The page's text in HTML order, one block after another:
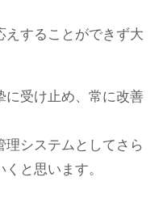
えすることができず大
に受け止め、常に改善
システムとしてさら
と思います。